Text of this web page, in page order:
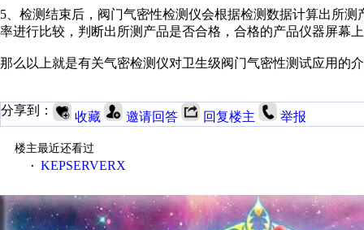
5、检测结束后，阀门气密性检测仪会根据检测数据计算出所测
率进行比较，判断出所测产品是否合格，合格的产品仪器屏幕
那么以上就是有关气密检测仪对卫生级阀门气密性测试应用的
分享到： 收藏 邀请回答 回复楼主 举报
楼主最近还看过
· KEPSERVERX